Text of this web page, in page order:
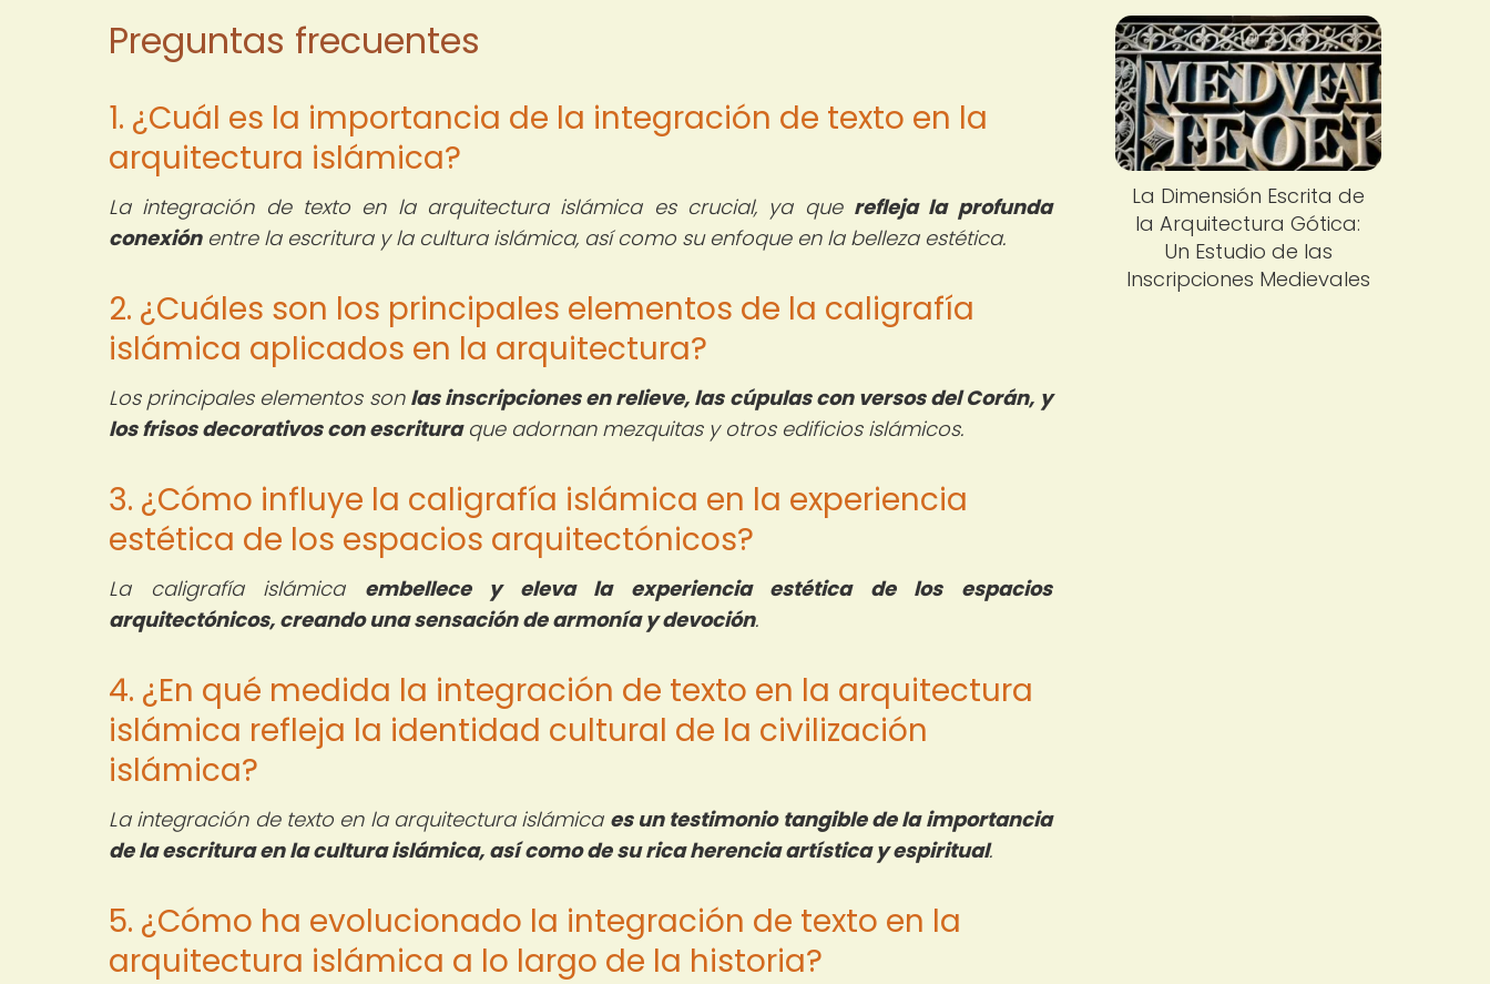
Preguntas frecuentes
1. ¿Cuál es la importancia de la integración de texto en la
arquitectura islámica?
La integración de texto en la arquitectura islámica es crucial, ya que refleja la profunda
conexiónentre la escritura y la cultura islámica, así como su enfoque en la belleza estética.
2. ¿Cuáles son los principales elementos de la caligrafía
islámica aplicados en la arquitectura?
Los principales elementos son las inscripciones en relieve, las cúpulas con versos del Corán, y
los frisos decorativos con escrituraque adornan mezquitas y otros edificios islámicos.
3. ¿Cómo influye la caligrafía islámica en la experiencia
estética de los espacios arquitectónicos?
La caligrafía islámica embellece y eleva la experiencia estética de los espacios
arquitectónicos, creando una sensación de armonía y devoción.
4. ¿En qué medida la integración de texto en la arquitectura
islámica refleja la identidad cultural de la civilización
islámica?
La integración de texto en la arquitectura islámica es un testimonio tangible de la importancia
de la escritura en la cultura islámica, así como de su rica herencia artística y espiritual.
5. ¿Cómo ha evolucionado la integración de texto en la
arquitectura islámica a lo largo de la historia?
La Dimensión Escrita de
la Arquitectura Gótica:
Un Estudio de las
Inscripciones Medievales